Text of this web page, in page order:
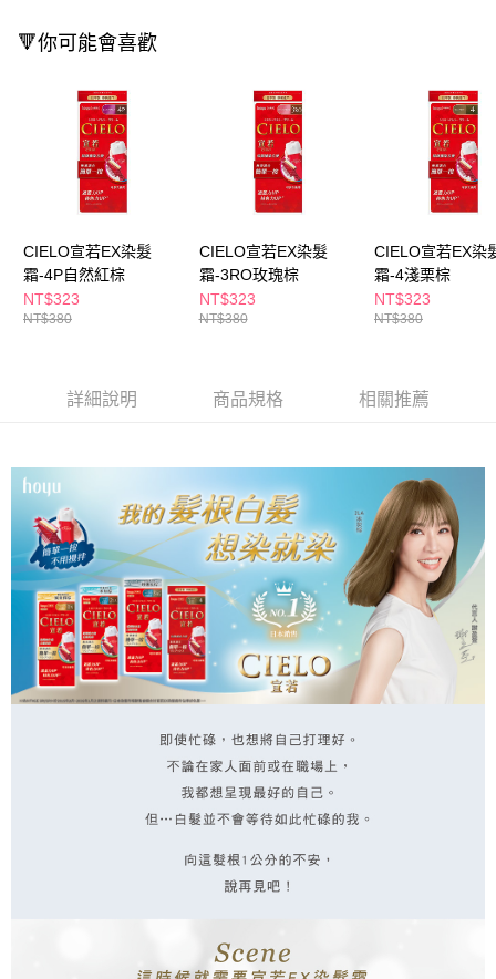
３．收到繳費通知簡訊後14天內，點擊此簡訊中的連結，可透過四大超商／
購買商品的店家。未經商家同意取消之訂單仍視為有效，需透過AFTEE先享
後付繳納相關費用。
※ 交易是否成功請以「AFTEE先享後付 」之結帳頁面顯示為準，若有關於
是否繳費成功／繳費後需取消欲退款等相關疑問，請聯繫「AFTEE先享後付
客戶支援中心」https://netprotections.freshdesk.com/support/home
１．透過由恩沛科技股份有限公司提供之「AFTEE先享後付」服務完成之交
易，需依本服務之必要範圍內提供個人資料，並將交易相關給付款項請求債
權轉讓予恩沛科技股份有限公司。
２．關於個人資料處理事宜，請瀏覽以下網址：
https://aftee.tw/terms/#terms3
４．使用「AFTEE先享後付」時，將依據個別帳號之用戶狀況，依本公司即
５．嚴禁一人註冊多個帳號或使用他人資訊註冊。若發現惡意使用之情形，
恩沛科技股份有限公司將有權停止該用戶之使用額度並採取法律行動。
每筆NT$65，滿NT$390(含以上)免運費
每筆NT$65，滿NT$490(含以上)免運費
付款後萊爾富取貨
每筆NT$65，滿NT$490(含以上)免運費
7-11取貨付款
每筆NT$65，滿NT$490(含以上)免運費
付款後7-11取貨
每筆NT$65，滿NT$490(含以上)免運費
每筆NT$100，滿NT$790(含以上)免運費
🔻你可能會喜歡
CIELO宣若EX染髮
霜-4P自然紅棕
NT$323
NT$380
CIELO宣若EX染髮
霜-3RO玫瑰棕
NT$323
NT$380
CIELO宣若EX染
霜-4淺栗棕
NT$323
NT$380
詳細說明 商品規格 相關推薦